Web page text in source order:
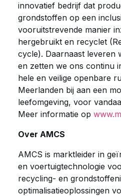
innovatief bedrijf dat
grondstoffen op een
vooruitstrevende manier
hergebruikt en recyclet
cycle). Daarnaast leveren
en zetten we ons continu
hele en veilige openbare
Meerlanden bij aan een
leefomgeving, voor
Meer informatie op
Over AMCS
AMCS is marktleider in
en voertuigtechnologie
recycling- en
optimalisatieoplossingen